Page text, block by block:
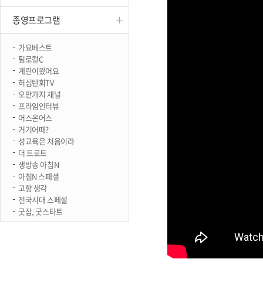
종영프로그램
가요베스트
팀로컬C
계란이왔어요
허심탄회TV
오만가지 채널
프라임인터뷰
어스온어스
거기어때?
성교육은 처음이라
더 트로트
생방송 아침N
아침N 스페셜
고향 생각
전국시대 스페셜
굿잡, 굿스타트